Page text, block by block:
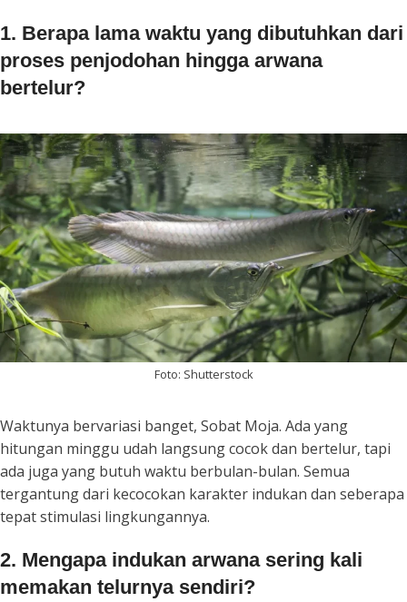
1. Berapa lama waktu yang dibutuhkan dari
proses penjodohan hingga arwana
bertelur?
Foto: Shutterstock
Waktunya bervariasi banget, Sobat Moja. Ada yang
hitungan minggu udah langsung cocok dan bertelur, tapi
ada juga yang butuh waktu berbulan-bulan. Semua
tergantung dari kecocokan karakter indukan dan seberapa
tepat stimulasi lingkungannya.
2. Mengapa indukan arwana sering kali
memakan telurnya sendiri?